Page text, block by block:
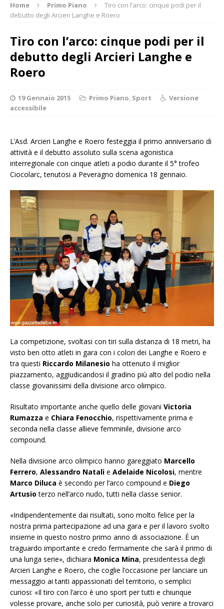
Home Primo Piano
Tiro con l’arco: cinque podi per il
debutto degli Arcieri Langhe e Roero
Tiro con l’arco: cinque podi per il
debutto degli Arcieri Langhe e
Roero
19 Gennaio 2015 Primo Piano, Sport
Versione
accessibile
L’Asd. Arcieri Langhe e Roero festeggia il primo anniversario di
attività e il debutto assoluto sulla scena agonistica
interregionale con cinque atleti a podio durante il 5° trofeo
Ciocolarc, tenutosi a Peveragno domenica 18 gennaio.
La competizione, svoltasi con tiri sulla distanza di 18 metri, ha
visto ben otto atleti in gara con i colori dei Langhe e Roero e
tra questi Riccardo Milanesio ha ottenuto il miglior
piazzamento, aggiudicandosi il gradino più alto del podio nella
classe giovanissimi della divisione arco olimpico.
Risultato importante anche quello delle giovani Victoria
Rumazza e Chiara Fenocchio, rispettivamente prima e
seconda nella classe allieve femminile, divisione arco
compound.
Nella divisione arco olimpico hanno gareggiato Marcello
Ferrero, Alessandro Natali e Adelaide Nicolosi, mentre
Marco Diluca è secondo per l’arco compound e Diego
Artusio terzo nell’arco nudo, tutti nella classe senior.
«Indipendentemente dai risultati, sono molto felice per la
nostra prima partecipazione ad una gara e per il lavoro svolto
insieme in questo nostro primo anno di associazione. È un
traguardo importante e credo fermamente che sarà il primo di
una lunga serie», dichiara Monica Mina, presidentessa degli
Arcieri Langhe e Roero, che coglie l’occasione per lanciare un
messaggio ai tanti appassionati del territorio, o semplici
curiosi: «Il tiro con l’arco è uno sport per tutti e chiunque
volesse provare, anche solo per curiosità, può venire a trovarci